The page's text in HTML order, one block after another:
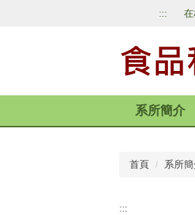
區
:::
系所簡介
首頁 系所
:::